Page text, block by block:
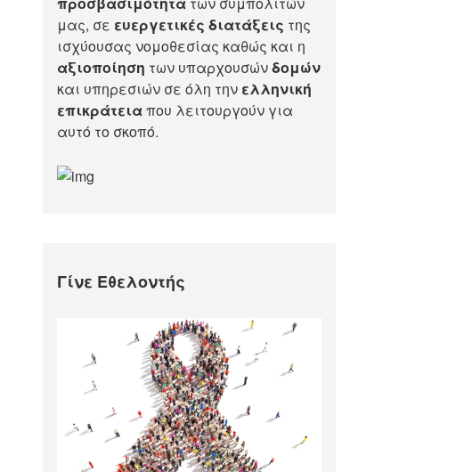
μας, σε ευεργετικές διατάξεις της
ισχύουσας νομοθεσίας καθώς και η
αξιοποίηση των υπαρχουσώνδομών
και υπηρεσιών σε όλη την ελληνική
επικράτειαπου λειτουργούν για
αυτό το σκοπό.​
Γίνε Εθελοντής